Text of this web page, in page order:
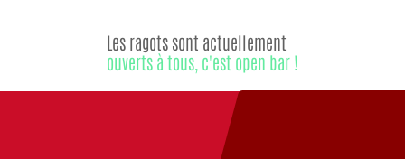
Les ragots sont actuellement
ouverts à tous, c'est open bar !